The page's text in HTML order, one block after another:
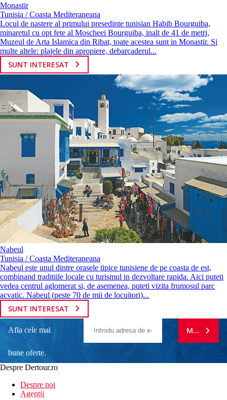
Monastir
Tunisia / Coasta Mediteraneana
Locul de nastere al primului presedinte tunisian Habib Bourguiba,
minaretul cu opt fete al Moscheei Bourguiba, inalt de 41 de metri,
Muzeul de Arta Islamica din Ribat, toate acestea sunt in Monastir. Si
multe altele: plajele din apropiere, debarcaderul...
SUNT INTERESAT
Nabeul
Tunisia / Coasta Mediteraneana
Nabeul este unul dintre orasele tipice tunisiene de pe coasta de est,
combinand traditiile locale cu turismul in dezvoltare rapida. Aici puteti
vedea centrul aglomerat si, de asemenea, puteti vizita frumosul parc
acvatic. Nabeul (peste 70 de mii de locuitori)...
SUNT INTERESAT
Afla cele mai
bune oferte.
newsletter!
MA
Despre Dertour.ro
Despre noi
Agentii